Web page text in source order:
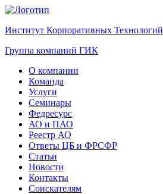
Институт Корпоративных Технологий
Группа компаний ГИК
О компании
Команда
Услуги
Семинары
Федресурс
АО и ПАО
Реестр АО
Ответы ЦБ и ФРСФР
Статьи
Новости
Контакты
Соискателям